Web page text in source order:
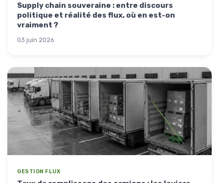
Supply chain souveraine : entre discours
politique et réalité des flux, où en est-on
vraiment ?
03 juin 2026
GESTION FLUX